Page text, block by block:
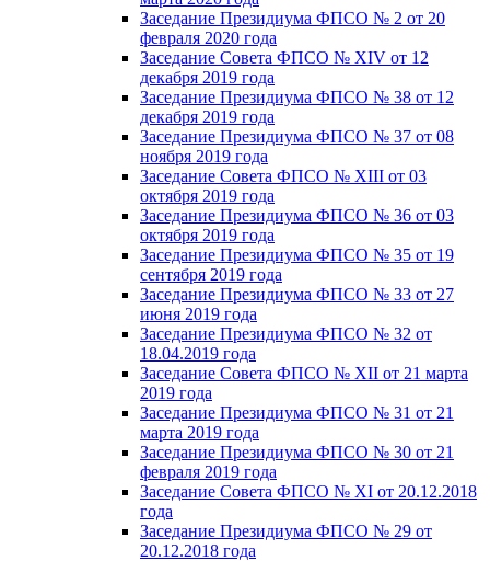
Заседание Президиума ФПСО № 2 от 20
февраля 2020 года
Заседание Совета ФПСО № XIV от 12
декабря 2019 года
Заседание Президиума ФПСО № 38 от 12
декабря 2019 года
Заседание Президиума ФПСО № 37 от 08
ноября 2019 года
Заседание Совета ФПСО № XIII от 03
октября 2019 года
Заседание Президиума ФПСО № 36 от 03
октября 2019 года
Заседание Президиума ФПСО № 35 от 19
сентября 2019 года
Заседание Президиума ФПСО № 33 от 27
июня 2019 года
Заседание Президиума ФПСО № 32 от
18.04.2019 года
Заседание Совета ФПСО № XII от 21 марта
2019 года
Заседание Президиума ФПСО № 31 от 21
марта 2019 года
Заседание Президиума ФПСО № 30 от 21
февраля 2019 года
Заседание Совета ФПСО № XI от 20.12.2018
года
Заседание Президиума ФПСО № 29 от
20.12.2018 года